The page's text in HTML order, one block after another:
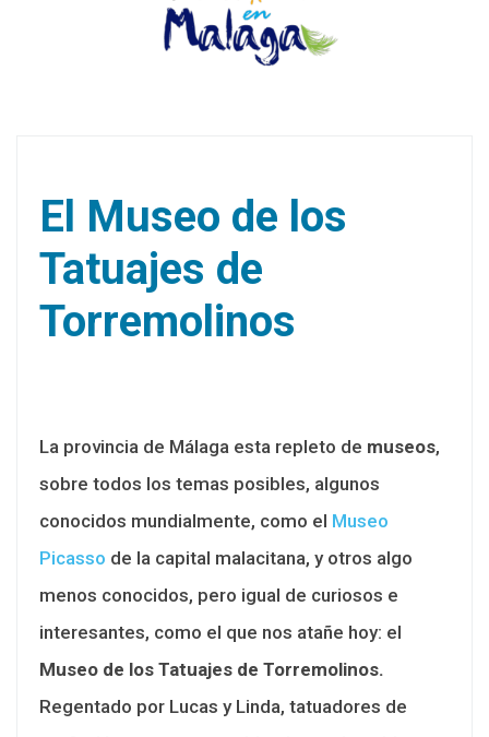
El Museo de los
Tatuajes de
Torremolinos
La provincia de Málaga esta repleto de museos,
sobre todos los temas posibles, algunos
conocidos mundialmente, como el Museo
Picasso de la capital malacitana, y otros algo
menos conocidos, pero igual de curiosos e
interesantes, como el que nos atañe hoy: el
Museo de los Tatuajes de Torremolinos.
Regentado por Lucas y Linda, tatuadores de